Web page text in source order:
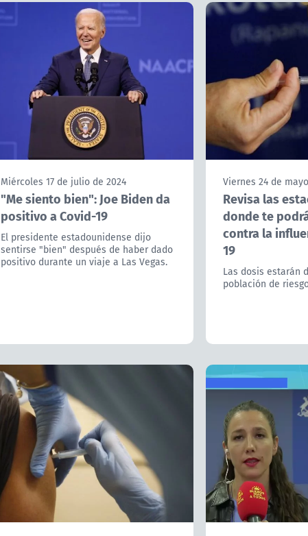
Miércoles 17 de julio de 2024
"Me siento bien": Joe Biden da
positivo a Covid-19
El presidente estadounidense dijo
sentirse "bien" después de haber dado
positivo durante un viaje a Las Vegas.
Viernes 24 de
Revisa las
donde te
contra la
19
Las dosis estarán
población de